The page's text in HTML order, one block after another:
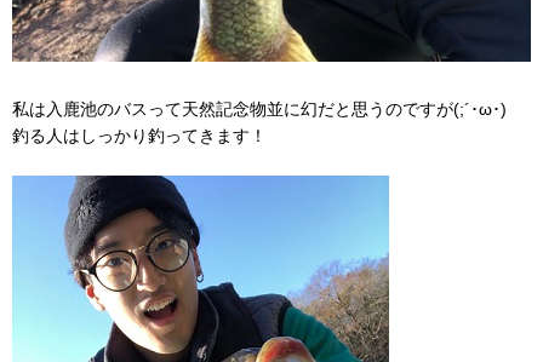
私は入鹿池のバスって天然記念物並に幻だと思うのですが(;´･ω･)
釣る人はしっかり釣ってきます！